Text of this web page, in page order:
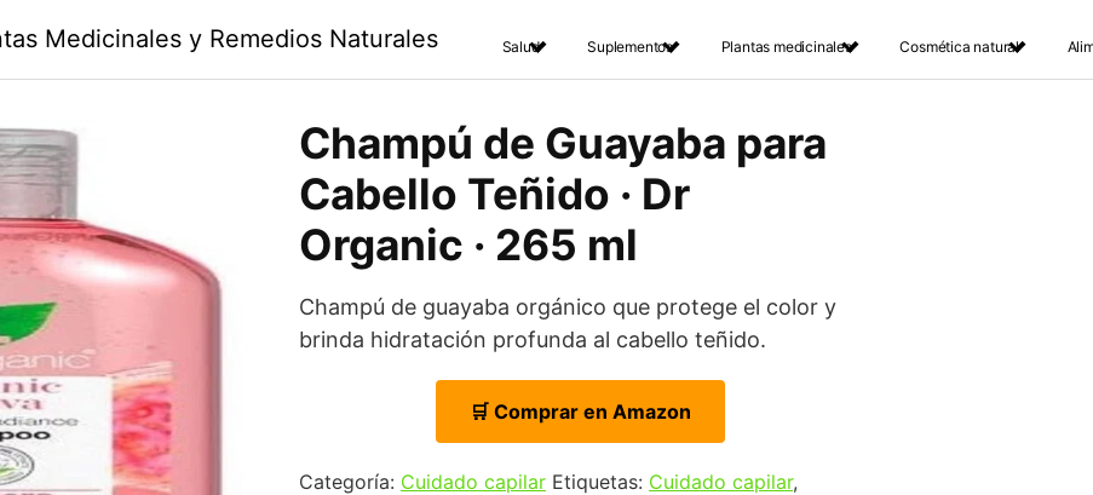
Medicinales y Remedios Naturales Salud Suplementos Plantas medicinales Cosmética natural
Champú de Guayaba para
Cabello Teñido · Dr
Organic · 265 ml
Champú de guayaba orgánico que protege el color y
brinda hidratación profunda al cabello teñido.
🛒 Comprar en Amazon
Categoría: Cuidado capilar Etiquetas: Cuidado capilar,